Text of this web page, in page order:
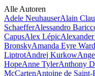
Alle Autoren
Adele NeuhauserAlain
SchaefferAlessandro
CapusAlex Lépic
BronskyAmanda Eyre Ward
LiptrotAndrej Kurkow
HopeAnne TylerAnthony
McCartenAntoine de Saint-